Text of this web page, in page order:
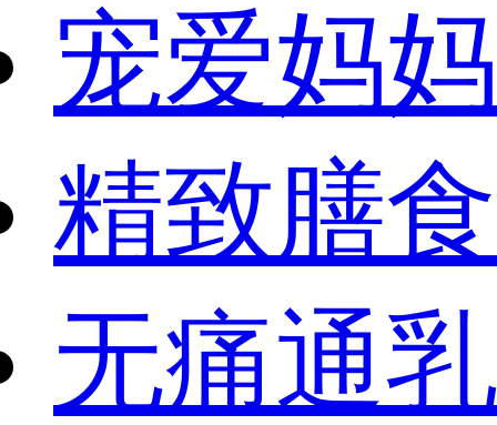
宠爱妈妈
精致膳食
无痛通乳